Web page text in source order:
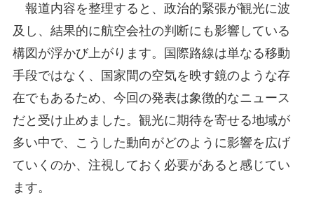
報道内容を整理すると、政治的緊張が観光に波
及し、結果的に航空会社の判断にも影響している
構図が浮かび上がります。国際路線は単なる移動
手段ではなく、国家間の空気を映す鏡のような存
在でもあるため、今回の発表は象徴的なニュース
だと受け止めました。観光に期待を寄せる地域が
多い中で、こうした動向がどのように影響を広げ
ていくのか、注視しておく必要があると感じてい
ます。